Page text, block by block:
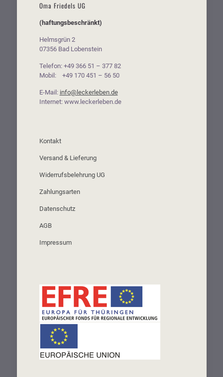
Oma Friedels UG
(haftungsbeschränkt)
Helmsgrün 2
07356 Bad Lobenstein
Telefon: +49 366 51 – 377 82
Mobil: +49 170 451 – 56 50
E-Mail: info@leckerleben.de
Internet: www.leckerleben.de
Kontakt
Versand & Lieferung
Widerrufsbelehrung UG
Zahlungsarten
Datenschutz
AGB
Impressum